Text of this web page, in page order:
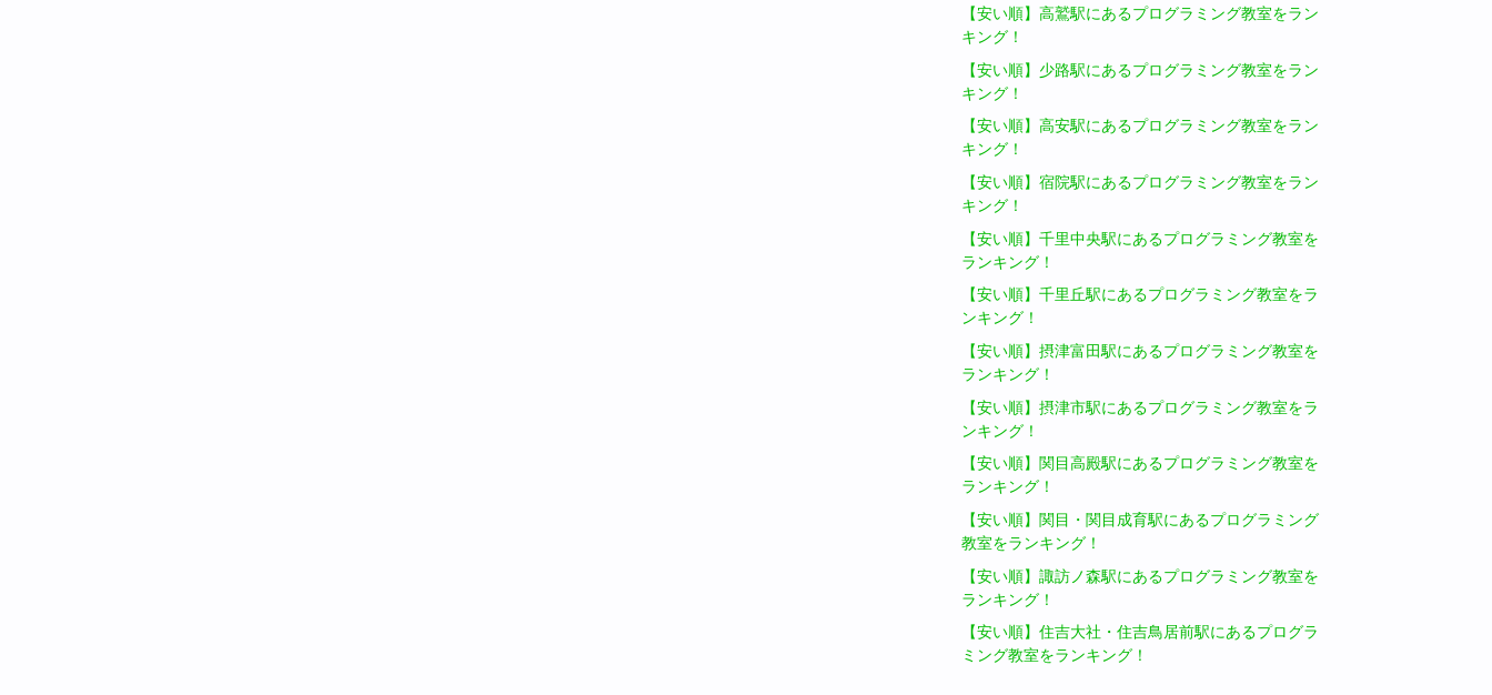
【安い順】高鷲駅にあるプログラミング教室をラン
キング！
【安い順】少路駅にあるプログラミング教室をラン
キング！
【安い順】高安駅にあるプログラミング教室をラン
キング！
【安い順】宿院駅にあるプログラミング教室をラン
キング！
【安い順】千里中央駅にあるプログラミング教室を
ランキング！
【安い順】千里丘駅にあるプログラミング教室をラ
ンキング！
【安い順】摂津富田駅にあるプログラミング教室を
ランキング！
【安い順】摂津市駅にあるプログラミング教室をラ
ンキング！
【安い順】関目高殿駅にあるプログラミング教室を
ランキング！
【安い順】関目・関目成育駅にあるプログラミング
教室をランキング！
【安い順】諏訪ノ森駅にあるプログラミング教室を
ランキング！
【安い順】住吉大社・住吉鳥居前駅にあるプログラ
ミング教室をランキング！